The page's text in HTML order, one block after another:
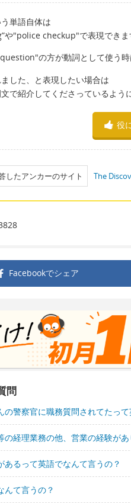
単語自体は
や"police checkup"で表現できま
の方が動詞として使う時
した、と表現したい場合は
で紹介してくださっているよう
役
したアンカーのサイト The
Facebookでシェア
問
の警察官に職務質問されてたっ
の経理業務の他、営業の経験が
あるって英語でなんて言うの？
んて言うの？